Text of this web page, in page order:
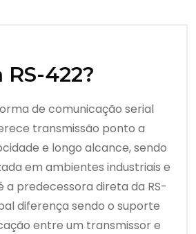
422?
de comunicação serial
transmissão ponto a
e longo alcance, sendo
em ambientes industriais e
a predecessora direta da RS-
diferença sendo o suporte
entre um transmissor e